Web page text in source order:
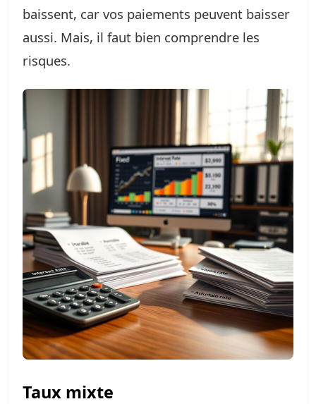
baissent, car vos paiements peuvent baisser
aussi. Mais, il faut bien comprendre les
risques.
Taux mixte